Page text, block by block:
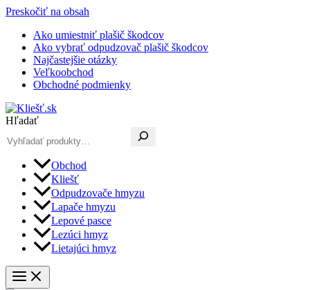
Preskočiť na obsah
Ako umiestniť plašič škodcov
Ako vybrať odpudzovač plašič škodcov
Najčastejšie otázky
Veľkoobchod
Obchodné podmienky
Hľadať
Obchod
Kliešť
Odpudzovače hmyzu
Lapače hmyzu
Lepové pasce
Lezúci hmyz
Lietajúci hmyz